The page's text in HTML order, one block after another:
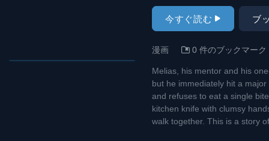
今すぐ読む ブ
漫画 0 件のブックマーク
Melias, his mentor and his
but he immediately hit a
and refuses to eat a single
kitchen knife with clumsy
walk together. This is a story